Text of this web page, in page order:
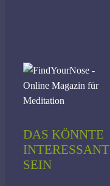
DAS KÖNNTE
INTERESSANT
SEIN